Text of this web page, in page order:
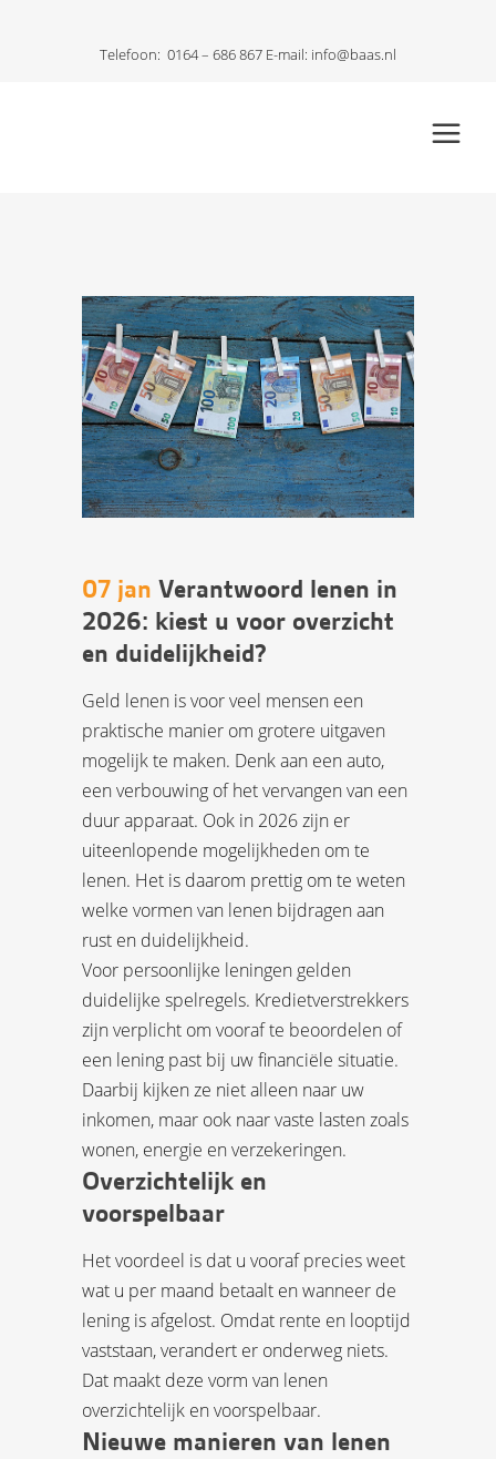
Telefoon: 0164 – 686 867 E-mail: info@baas.nl
07 jan Verantwoord lenen in
2026: kiest u voor overzicht
en duidelijkheid?
Geld lenen is voor veel mensen een
praktische manier om grotere uitgaven
mogelijk te maken. Denk aan een auto,
een verbouwing of het vervangen van een
duur apparaat. Ook in 2026 zijn er
uiteenlopende mogelijkheden om te
lenen. Het is daarom prettig om te weten
welke vormen van lenen bijdragen aan
rust en duidelijkheid.
Voor persoonlijke leningen gelden
duidelijke spelregels. Kredietverstrekkers
zijn verplicht om vooraf te beoordelen of
een lening past bij uw financiële situatie.
Daarbij kijken ze niet alleen naar uw
inkomen, maar ook naar vaste lasten zoals
wonen, energie en verzekeringen.
Overzichtelijk en
voorspelbaar
Het voordeel is dat u vooraf precies weet
wat u per maand betaalt en wanneer de
lening is afgelost. Omdat rente en looptijd
vaststaan, verandert er onderweg niets.
Dat maakt deze vorm van lenen
overzichtelijk en voorspelbaar.
Nieuwe manieren van lenen